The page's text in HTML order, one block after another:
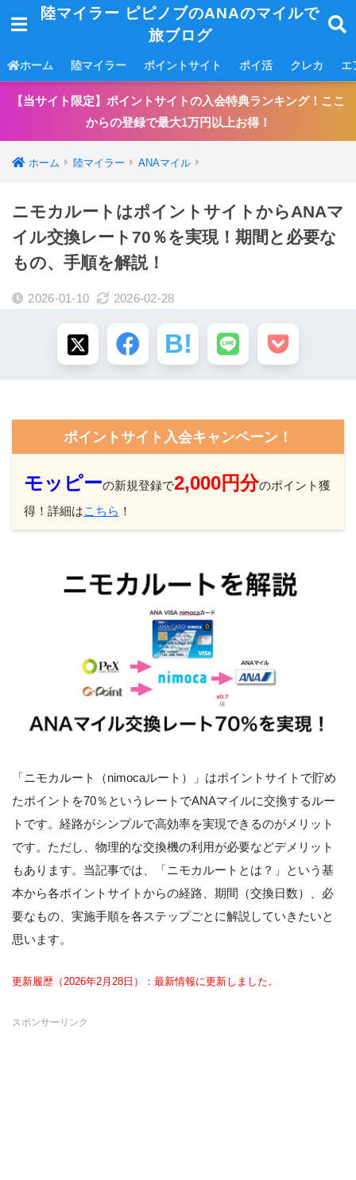
陸マイラー ピピノブのANAのマイルで
旅ブログ
ホーム 陸マイラー ポイントサイト ポイ活 クレカ エ
【当サイト限定】ポイントサイトの入会特典ランキング！ここ
からの登録で最大1万円以上お得！
ホーム 陸マイラー ANAマイル
ニモカルートはポイントサイトからANAマ
イル交換レート70％を実現！期間と必要な
もの、手順を解説！
2026-01-10 2026-02-28
ポイントサイト入会キャンペーン！
モッピーの新規登録で2,000円分のポイント獲
得！詳細はこちら ！
「ニモカルート（nimocaルート）」はポイントサイトで貯め
たポイントを70％というレートでANAマイルに交換するルー
トです。経路がシンプルで高効率を実現できるのがメリット
です。ただし、物理的な交換機の利用が必要などデメリット
もあります。当記事では、「ニモカルートとは？」という基
本から各ポイントサイトからの経路、期間（交換日数）、必
要なもの、実施手順を各ステップごとに解説していきたいと
思います。
更新履歴（2026年2月28日）：最新情報に更新しました。
スポンサーリンク